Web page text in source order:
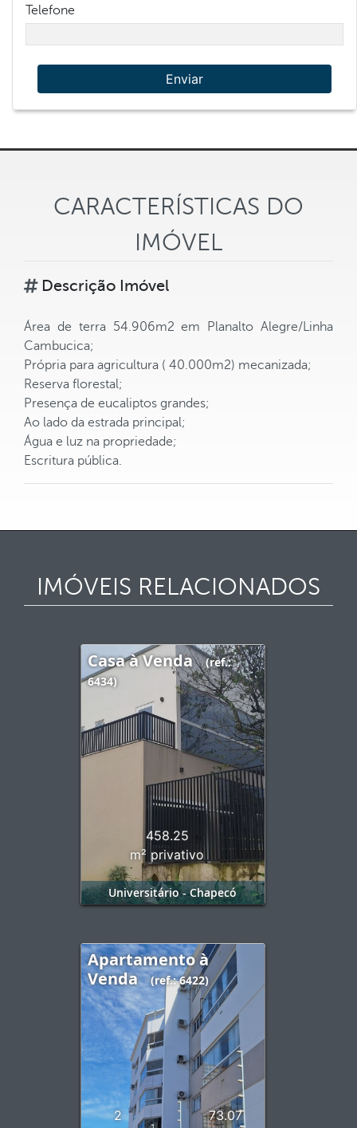
Telefone
Enviar
CARACTERÍSTICAS DO
IMÓVEL
Descrição Imóvel
Área de terra 54.906m2 em Planalto Alegre/Linha
Cambucica;
Própria para agricultura ( 40.000m2) mecanizada;
Reserva florestal;
Presença de eucaliptos grandes;
Ao lado da estrada principal;
Água e luz na propriedade;
Escritura pública.
IMÓVEIS RELACIONADOS
Casa à Venda
(ref.:
6434)
458.25
m² privativo
Universitário - Chapecó
Apartamento à
Venda
(ref.: 6422)
2
73.07